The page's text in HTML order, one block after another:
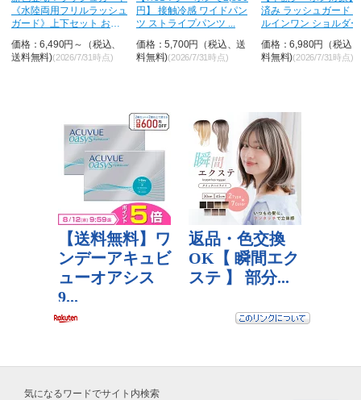
《水陸両用フリルラッシュ
ガード》上下セット おし
価格：6,490円～（税込、
送料無料)(2026/7/31時点)
円】 接触冷感 ワイドパン
ツ ストライプパンツ ...
価格：5,700円（税込、送
料無料)(2026/7/31時点)
済み ラッシュガード
ルインワン ショルダー
価格：6,980円（税込
料無料)(2026/7/31時点)
気になるワードでサイト内検索